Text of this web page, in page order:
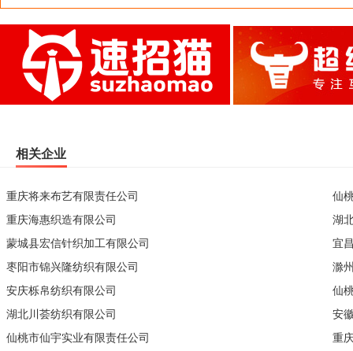
相关企业
重庆将来布艺有限责任公司
重庆海惠织造有限公司
蒙城县宏信针织加工有限公司
枣阳市锦兴隆纺织有限公司
安庆栎帛纺织有限公司
湖北川荟纺织有限公司
仙桃市仙宇实业有限责任公司
仙
湖
宜
滁
仙
安
重